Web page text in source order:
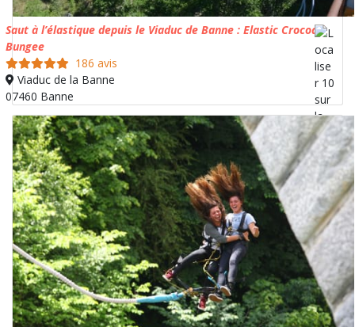
Saut à l’élastique depuis le Viaduc de Banne : Elastic Crocodil
Bungee
186 avis
Viaduc de la Banne
07460 Banne